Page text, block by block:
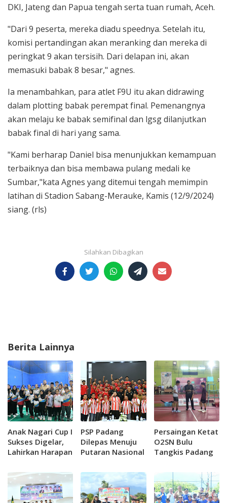
DKI, Jateng dan Papua tengah serta tuan rumah, Aceh.
"Dari 9 peserta, mereka diadu speednya. Setelah itu,
komisi pertandingan akan meranking dan mereka di
peringkat 9 akan tersisih. Dari delapan ini, akan
memasuki babak 8 besar," agnes.
Ia menambahkan, para atlet F9U itu akan didrawing
dalam plotting babak perempat final. Pemenangnya
akan melaju ke babak semifinal dan lgsg dilanjutkan
babak final di hari yang sama.
"Kami berharap Daniel bisa menunjukkan kemampuan
terbaiknya dan bisa membawa pulang medali ke
Sumbar,"kata Agnes yang ditemui tengah memimpin
latihan di Stadion Sabang-Merauke, Kamis (12/9/2024)
siang. (rls)
Berita Lainnya
Anak Nagari Cup I
Sukses Digelar,
Lahirkan Harapan
Padang
PSP Padang
Dilepas Menuju
Putaran Nasional
Amran Targetkan
Kebangkitan
hingga Liga 1
Persaingan Ketat
O2SN Bulu
Tangkis Padang
Baru